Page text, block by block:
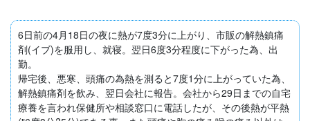
6日前の4月18日の夜に熱が7度3分に上がり、市販の解熱鎮痛
剤(イブ)を服用し、就寝。翌日6度3分程度に下がった為、出
勤。
帰宅後、悪寒、頭痛の為熱を測ると7度1分に上がっていた為、
解熱鎮痛剤を飲み、翌日会社に報告。会社から29日までの自宅
療養を言われ保健所や相談窓口に電話したが、その後熱が平熱